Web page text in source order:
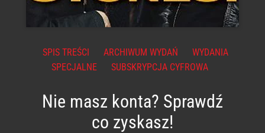
SPIS TREŚCI ARCHIWUM WYDAŃ
WYDANIA
SPECJALNE
SUBSKRYPCJA CYFROWA
Nie masz konta? Sprawdź
co zyskasz!